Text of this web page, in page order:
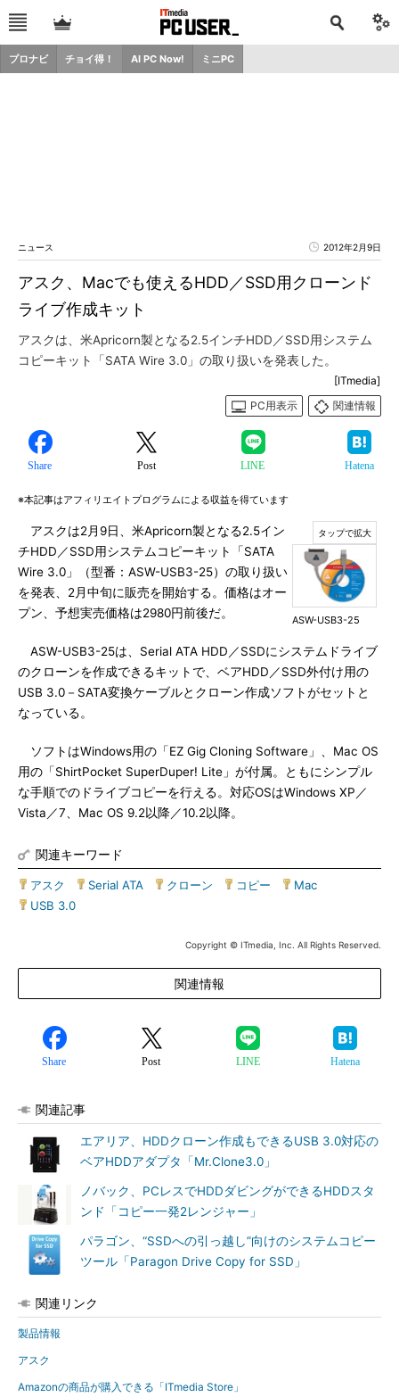
プロナビ チョイ得！ AI PC Now! ミニPC
ニュース 2012年2月9日
アスク、Macでも使えるHDD／SSD用クローンド
ライブ作成キット
アスクは、米Apricorn製となる2.5インチHDD／SSD用システム
コピーキット「SATA Wire 3.0」の取り扱いを発表した。
[ITmedia]
PC用表示
関連情報
Share Post LINE Hatena
※本記事はアフィリエイトプログラムによる収益を得ています
ASW-USB3-25
アスクは2月9日、米Apricorn製となる2.5イン
チHDD／SSD用システムコピーキット「SATA
Wire 3.0」（型番：ASW-USB3-25）の取り扱い
を発表、2月中旬に販売を開始する。価格はオー
プン、予想実売価格は2980円前後だ。
ASW-USB3-25は、Serial ATA HDD／SSDにシステムドライブ
のクローンを作成できるキットで、ベアHDD／SSD外付け用の
USB 3.0－SATA変換ケーブルとクローン作成ソフトがセットと
なっている。
ソフトはWindows用の「EZ Gig Cloning Software」、Mac OS
用の「ShirtPocket SuperDuper! Lite」が付属。ともにシンプル
な手順でのドライブコピーを行える。対応OSはWindows XP／
Vista／7、Mac OS 9.2以降／10.2以降。
関連キーワード
アスク Serial ATA クローン コピー Mac
USB 3.0
Copyright © ITmedia, Inc. All Rights Reserved.
関連情報
Share Post LINE Hatena
関連記事
エアリア、HDDクローン作成もできるUSB 3.0対応の
ベアHDDアダプタ「Mr.Clone3.0」
ノバック、PCレスでHDDダビングができるHDDスタ
ンド「コピー一発2レンジャー」
パラゴン、“SSDへの引っ越し”向けのシステムコピー
ツール「Paragon Drive Copy for SSD」
関連リンク
製品情報
アスク
Amazonの商品が購入できる「ITmedia Store」